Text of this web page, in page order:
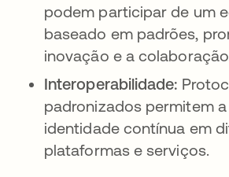
podem participar de um
baseado em padrões,
inovação e a
Interoperabilidade:
padronizados permitem
identidade contínua em
plataformas e serviços.